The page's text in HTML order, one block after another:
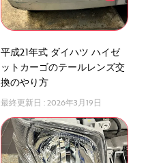
平成21年式 ダイハツ ハイゼ
ットカーゴのテールレンズ交
換のやり方
最終更新日 :2026年3月19日